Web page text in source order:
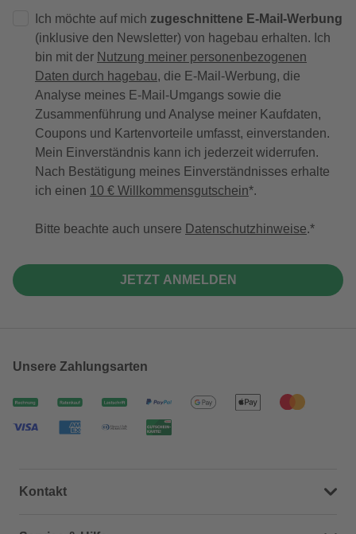
Ich möchte auf mich zugeschnittene E-Mail-Werbung
(inklusive den Newsletter) von hagebau erhalten. Ich
bin mit der Nutzung meiner personenbezogenen
Daten durch hagebau, die E-Mail-Werbung, die
Analyse meines E-Mail-Umgangs sowie die
Zusammenführung und Analyse meiner Kaufdaten,
Coupons und Kartenvorteile umfasst, einverstanden.
Mein Einverständnis kann ich jederzeit widerrufen.
Nach Bestätigung meines Einverständnisses erhalte
ich einen 10 € Willkommensgutschein*.
Bitte beachte auch unsere Datenschutzhinweise.
JETZT ANMELDEN
Unsere Zahlungsarten
Kontakt